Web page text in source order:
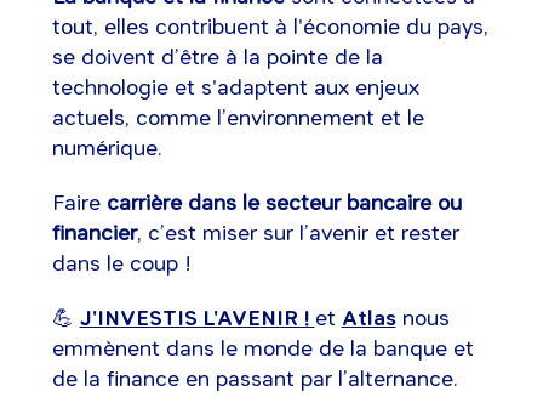
tout, elles contribuent à l'économie du pays,
se doivent d’être à la pointe de la
technologie et s'adaptent aux enjeux
actuels, comme l’environnement et le
numérique.
Fairecarrière dans le secteur bancaire ou
financier, c’est miser sur l’avenir et rester
dans le coup !
💪 J'INVESTIS L'AVENIR ! et Atlasnous
emmènent dans le monde de la banque et
de la finance en passant par l’alternance.